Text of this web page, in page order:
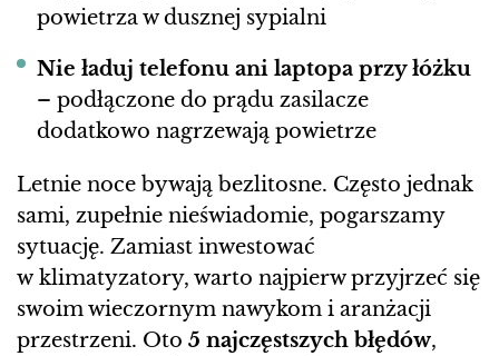
powietrza w dusznej sypialni
Nie ładuj telefonu ani laptopa przy łóżku
– podłączone do prądu zasilacze
dodatkowo nagrzewają powietrze
Letnie noce bywają bezlitosne. Często jednak
sami, zupełnie nieświadomie, pogarszamy
sytuację. Zamiast inwestować
w klimatyzatory, warto najpierw przyjrzeć się
swoim wieczornym nawykom i aranżacji
przestrzeni. Oto 5 najczęstszych błędów,